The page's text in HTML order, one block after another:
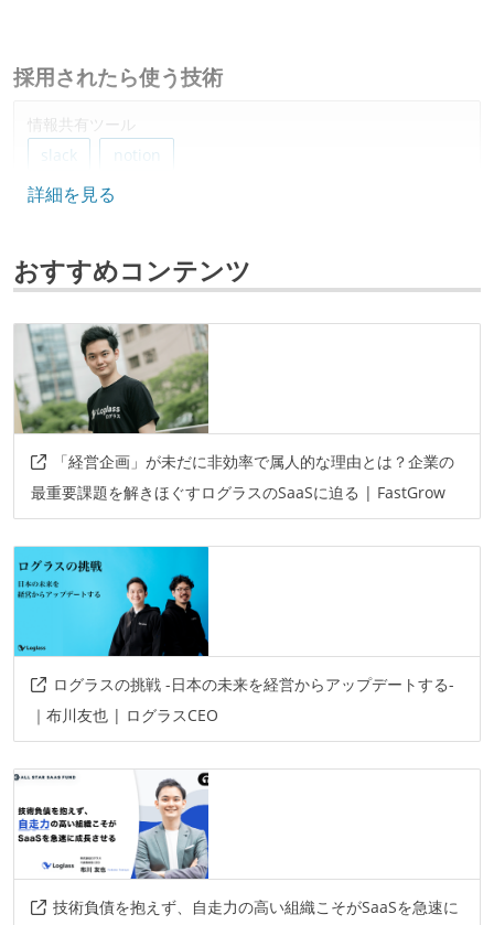
採用されたら使う技術
情報共有ツール
slack
notion
詳細を見る
おすすめコンテンツ
「経営企画」が未だに非効率で属人的な理由とは？企業の
最重要課題を解きほぐすログラスのSaaSに迫る | FastGrow
ログラスの挑戦 -日本の未来を経営からアップデートする-
｜布川友也 | ログラスCEO
技術負債を抱えず、自走力の高い組織こそがSaaSを急速に